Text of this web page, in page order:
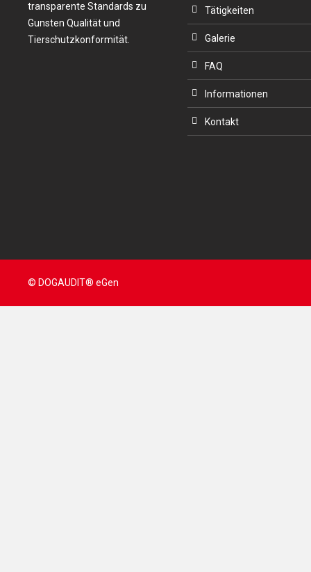
transparente Standards zu
Gunsten Qualität und
Tierschutzkonformität.
Tätigkeiten
Galerie
FAQ
Informationen
Kontakt
© DOGAUDIT® eGen